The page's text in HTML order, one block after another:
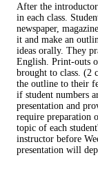
After the
in each class.
newspaper,
it and make an
ideas orally. They
English. Print-outs
brought to class. (2
the outline to their
if student numbers
presentation and
require preparation
topic of each
instructor before
presentation will